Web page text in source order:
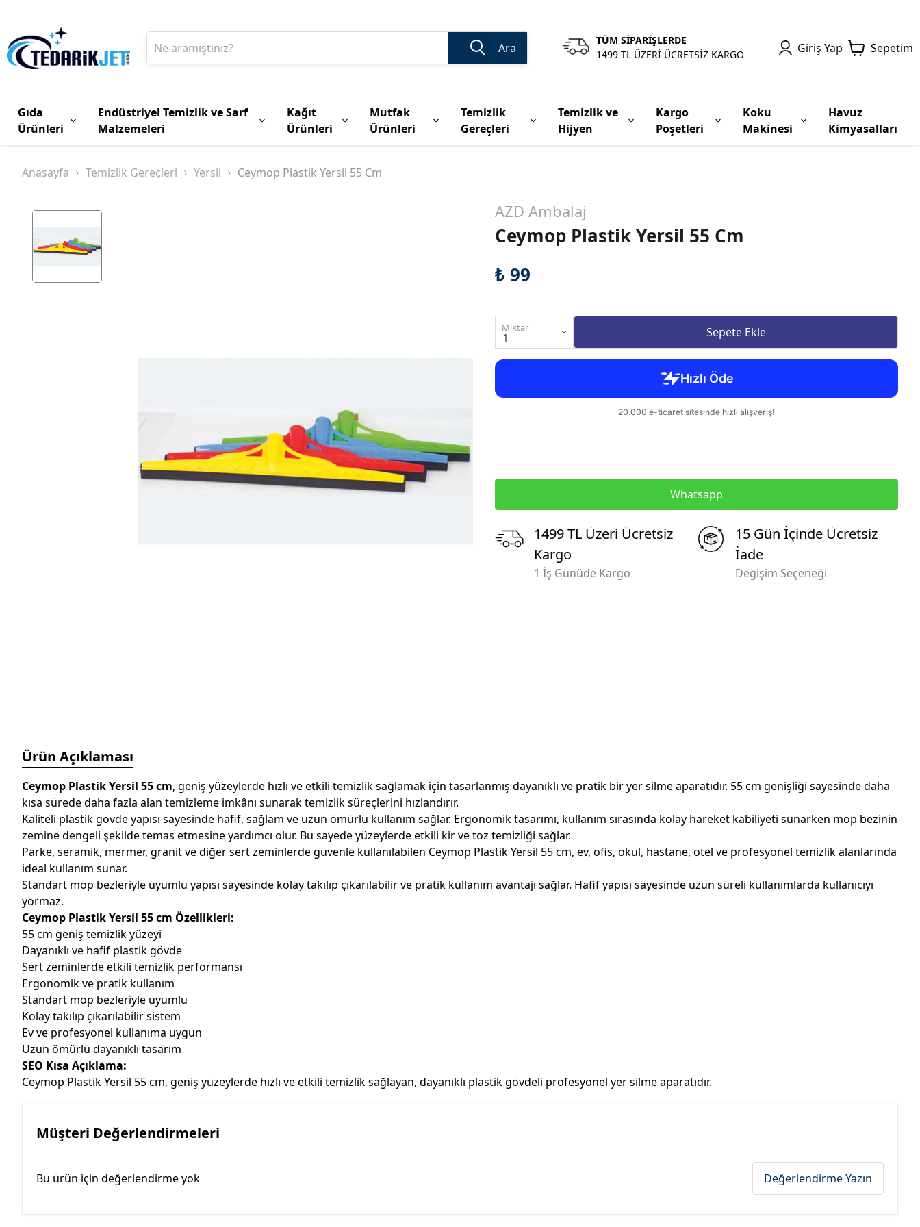
Ara
TÜM SİPARİŞLERDE
1499 TL ÜZERİ ÜCRETSİZ KARGO
Giriş Yap Sepetim
Gıda
Ürünleri
Endüstriyel Temizlik ve Sarf
Malzemeleri
Kağıt
Ürünleri
Mutfak
Ürünleri
Temizlik
Gereçleri
Temizlik ve
Hijyen
Kargo
Poşetleri
Koku
Makinesi
Havuz
Kimyasalları
Anasayfa Temizlik Gereçleri Yersil Ceymop Plastik Yersil 55 Cm
AZD Ambalaj
Ceymop Plastik Yersil 55 Cm
₺ 99
Miktar Sepete Ekle
Whatsapp
1499 TL Üzeri Ücretsiz
Kargo
1 İş Günüde Kargo
15 Gün İçinde Ücretsiz
İade
Değişim Seçeneği
Ürün Açıklaması
Ceymop Plastik Yersil 55 cm, geniş yüzeylerde hızlı ve etkili temizlik sağlamak için tasarlanmış dayanıklı ve pratik bir yer silme aparatıdır. 55 cm genişliği sayesinde daha
kısa sürede daha fazla alan temizleme imkânı sunarak temizlik süreçlerini hızlandırır.
Kaliteli plastik gövde yapısı sayesinde hafif, sağlam ve uzun ömürlü kullanım sağlar. Ergonomik tasarımı, kullanım sırasında kolay hareket kabiliyeti sunarken mop bezinin
zemine dengeli şekilde temas etmesine yardımcı olur. Bu sayede yüzeylerde etkili kir ve toz temizliği sağlar.
Parke, seramik, mermer, granit ve diğer sert zeminlerde güvenle kullanılabilen Ceymop Plastik Yersil 55 cm, ev, ofis, okul, hastane, otel ve profesyonel temizlik alanlarında
ideal kullanım sunar.
Standart mop bezleriyle uyumlu yapısı sayesinde kolay takılıp çıkarılabilir ve pratik kullanım avantajı sağlar. Hafif yapısı sayesinde uzun süreli kullanımlarda kullanıcıyı
yormaz.
Ceymop Plastik Yersil 55 cm Özellikleri:
55 cm geniş temizlik yüzeyi
Dayanıklı ve hafif plastik gövde
Sert zeminlerde etkili temizlik performansı
Ergonomik ve pratik kullanım
Standart mop bezleriyle uyumlu
Kolay takılıp çıkarılabilir sistem
Ev ve profesyonel kullanıma uygun
Uzun ömürlü dayanıklı tasarım
SEO Kısa Açıklama:
Ceymop Plastik Yersil 55 cm, geniş yüzeylerde hızlı ve etkili temizlik sağlayan, dayanıklı plastik gövdeli profesyonel yer silme aparatıdır.
Müşteri Değerlendirmeleri
Bu ürün için değerlendirme yok Değerlendirme Yazın